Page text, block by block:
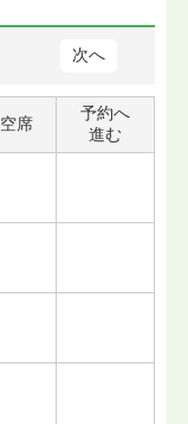
次へ
空席
予約へ
進む